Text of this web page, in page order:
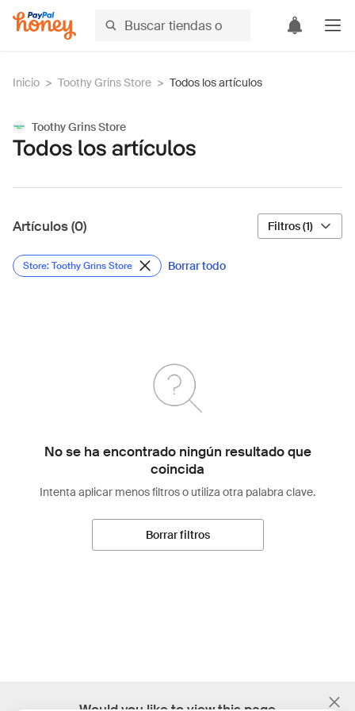
Inicio > Toothy Grins Store > Todos los artículos
Toothy Grins Store
Todos los artículos
Artículos (0) Filtros (1)
Store: Toothy Grins Store Borrar todo
No se ha encontrado ningún resultado que
coincida
Intenta aplicar menos filtros o utiliza otra palabra clave.
Borrar filtros